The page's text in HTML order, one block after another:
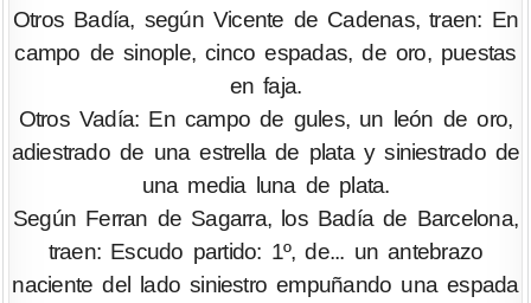
Otros Badía, según Vicente de Cadenas, traen: En
campo de sinople, cinco espadas, de oro, puestas
en faja.
Otros Vadía: En campo de gules, un león de oro,
adiestrado de una estrella de plata y siniestrado de
una media luna de plata.
Según Ferran de Sagarra, los Badía de Barcelona,
traen: Escudo partido: 1º, de... un antebrazo
naciente del lado siniestro empuñando una espada